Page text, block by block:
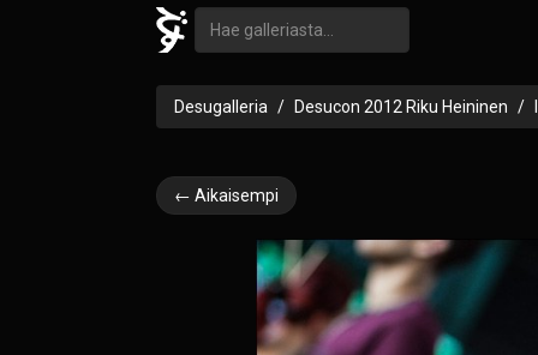
Desugalleria Desucon 2012 Riku Heininen
← Aikaisempi